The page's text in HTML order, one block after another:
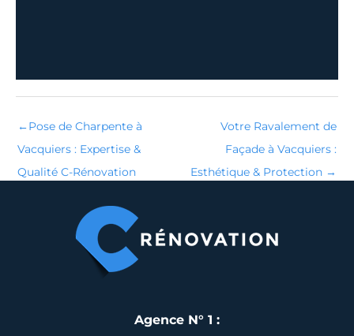
←Pose de Charpente à
Vacquiers : Expertise &
Qualité C-Rénovation
Votre Ravalement de
Façade à Vacquiers :
Esthétique & Protection →
Agence N° 1 :